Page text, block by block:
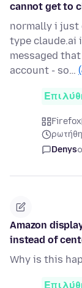
cannot get to
normally i just
type claude.ai
messaged
account - so…
Firefox
Denys
Amazon
instead of
Why is this